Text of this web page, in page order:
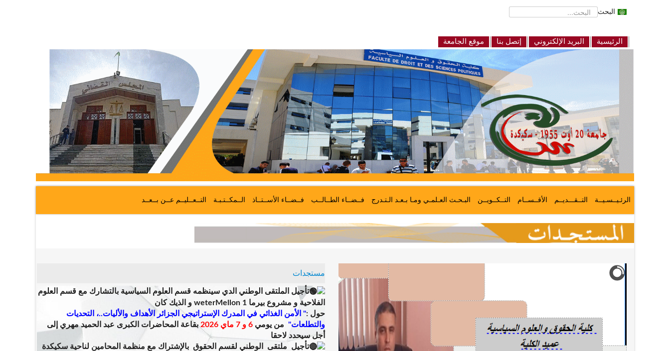
البحث
الرئيسية البريد الإلكتروني إتصل بنا موقع الجامعة
الرئـيــسـيــة التــقـــديــم الأقــســام التــكــويــن البـحـث العـلمـي ومـا بـعـد الـتـدرج فــضــاء الطــالــب فــضــاء الأســتــاذ الــمكــتـبـة التــعــليــم عــن بــعــد
مستجدات
تأجيل الملتقى الوطني الدي سينظمه قسم العلوم السياسية بالتشارك مع قسم العلوم
الفلاحية و مشروع بيرما 1 weterMellon
و الذيك كان
حول :" الأمن الغذائي في المدرك الإستراتيجي الجزائر الأهداف والأليات..، التحديات
والتطلعات" من يومي 6 و 7 ماي 2026 بقاعة المحاضرات الكبرى عبد الحميد مهري إلى
أجل سيحدد لاحقا
تأجيل ملتقى الوطني لقسم الحقوق بالإشتراك مع منظمة المحامين لناحية سكيكدة